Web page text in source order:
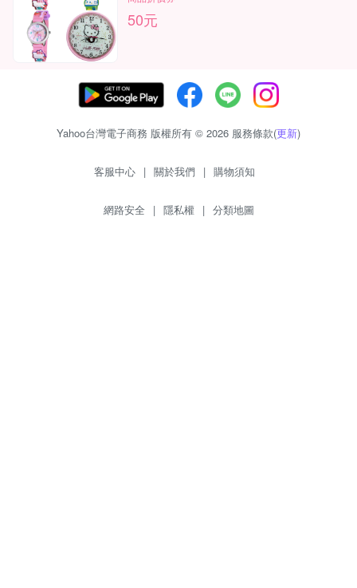
50元
Yahoo台灣電子商務 版權所有 © 2026 服務條款(更新)
客服中心 | 關於我們 | 購物須知
網路安全 | 隱私權 | 分類地圖